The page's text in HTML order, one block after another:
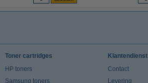
Toner cartridges
HP toners
Samsung toners
Klantendienst
Contact
Levering